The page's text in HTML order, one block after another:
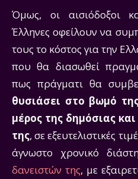
Όμως, οι αισιόδοξοι
Έλληνες οφείλουν να
τους το κόστος για την
που θα διασωθεί
πως πράγματι θα
θυσιάσει στο βωμό
μέρος της δημόσιας
της, σε εξευτελιστικές
άγνωστο χρονικό
δανειστών της, με